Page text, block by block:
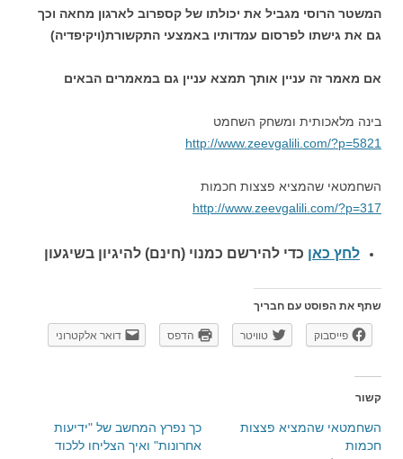
המשטר הרוסי מגביל את יכולתו של קספרוב לארגון מחאה וכך
גם את גישתו לפרסום עמדותיו באמצעי התקשורת(ויקיפדיה)
אם מאמר זה עניין אותך תמצא עניין גם במאמרים הבאים
בינה מלאכותית ומשחק השחמט
http://www.zeevgalili.com/?p=5821
השחמטאי שהמציא פצצות חכמות
http://www.zeevgalili.com/?p=317
לחץ כאן כדי להירשם כמנוי (חינם) להיגיון בשיגעון
שתף את הפוסט עם חבריך
פייסבוק טוויטר הדפס דואר אלקטרוני
קשור
השחמטאי שהמציא פצצות
חכמות
כך נפרץ המחשב של "ידיעות
אחרונות" ואיך הצליחו ללכוד